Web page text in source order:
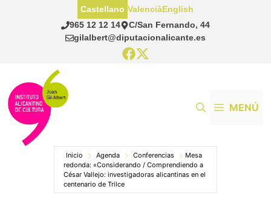
965 12 12 14
C/San Fernando, 44
gilalbert@diputacionalicante.es
Castellano ValenciàEnglish
MENÚ
Inicio Agenda Conferencias
Mesa
redonda: «Considerando / Comprendiendo a
César Vallejo: investigadoras alicantinas en el
centenario de Trilce